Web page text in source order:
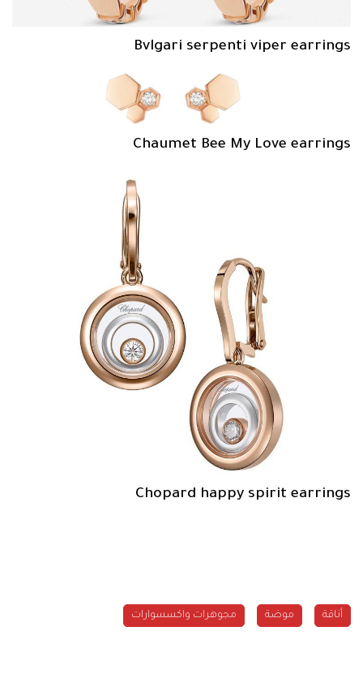
Bvlgari serpenti viper earrings
Chaumet Bee My Love earrings
Chopard happy spirit earrings
أناقة موضة مجوهرات واكسسوارات